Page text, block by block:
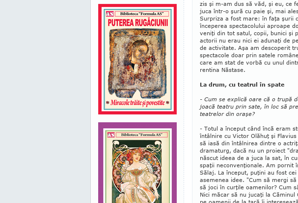
zis şi m-am dus să văd, şi eu, ce
juca într-o şură cu paie şi, mai
Surpriza a fost mare: în faţa şurii
începerea specta­co­lului aproape
veniţi din tot satul, copii, bunici şi
ac­torii nu erau nici ei adunaţi de
de acti­vi­tate. Aşa am des­co­perit
spec­tacole doar prin satele
care am stat de vorbă cu unul
rentina Năstase.
La drum, cu teatrul în spate
- Cum se explică oare că o trupă
joacă teatru prin sate, în loc să
teatrelor din oraşe?
- Totul a început când încă eram
întâlnire cu Victor Olăhuţ şi
să iasă din întâlnirea dintre o
dramaturg, dacă nu un proiect
născut ideea de a juca la sat, în
spaţii necon­ven­ţionale. Am pornit
Sălaj. La început, puţini au fost
asemenea idee. "Cum să mergi
să joci în curţile oamenilor? Cum
Nici măcar să nu jucaţi la